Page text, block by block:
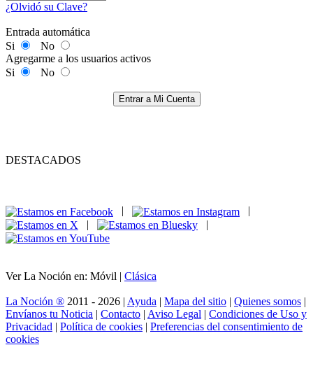
¿Olvidó su Clave?
Entrada automática
Si
No
Agregarme a los usuarios activos
Si
No
Entrar a Mi Cuenta
DESTACADOS
|
|
Ver La Noción en: Móvil | Clásica
La Noción ® 2011 - 2026 | Ayuda | Mapa del sitio | Quienes somos |
Envíanos tu Noticia | Contacto | Aviso Legal | Condiciones de Uso y
Privacidad | Política de cookies | Preferencias del consentimiento de
cookies